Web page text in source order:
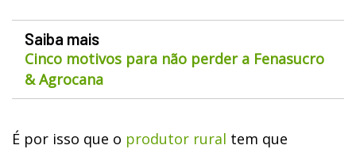
Saiba mais
Cinco motivos para não perder a Fenasucro
& Agrocana
É por isso que o produtor rural tem que